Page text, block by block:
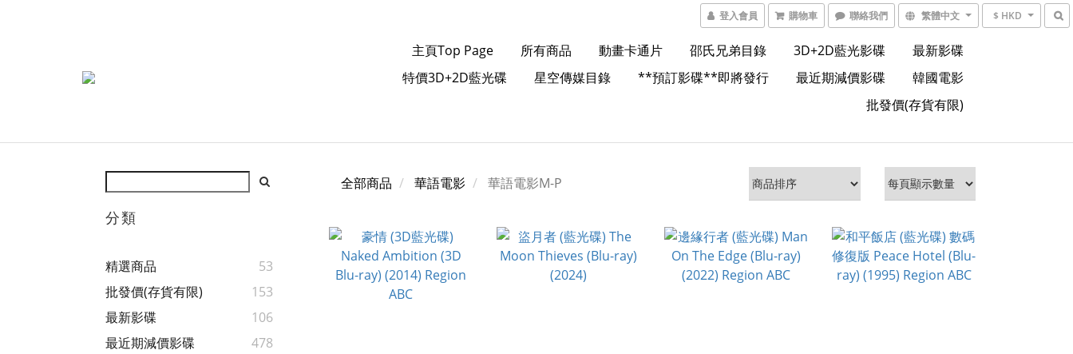
登入會員 購物車 聯絡我們 繁體中文 $ HKD
主頁Top Page 所有商品 動畫卡通片 邵氏兄弟目錄 3D+2D藍光影碟
最新影碟
特價3D+2D藍光碟
星空傳媒目錄 **預訂影碟**即將發行 最近期減價影碟
韓國電影
批發價(存貨有限)
分類
精選商品
53
批發價(存貨有限)
153
最新影碟
106
最近期減價影碟
478
全部商品 華語電影 華語電影M-P